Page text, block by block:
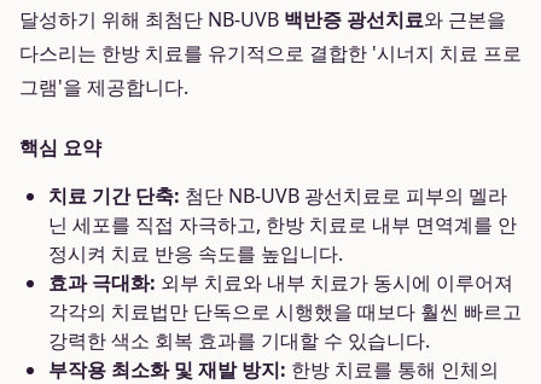
달성하기 위해 최첨단 NB-UVB 백반증 광선치료와 근본을
다스리는 한방 치료를 유기적으로 결합한 '시너지 치료 프로
그램'을 제공합니다.
핵심 요약
치료 기간 단축: 첨단 NB-UVB 광선치료로 피부의 멜라
닌 세포를 직접 자극하고, 한방 치료로 내부 면역계를 안
정시켜 치료 반응 속도를 높입니다.
효과 극대화: 외부 치료와 내부 치료가 동시에 이루어져
각각의 치료법만 단독으로 시행했을 때보다 훨씬 빠르고
강력한 색소 회복 효과를 기대할 수 있습니다.
부작용 최소화 및 재발 방지: 한방 치료를 통해 인체의